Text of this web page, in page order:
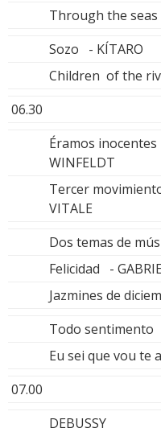
Through the
Sozo - KÍTARO
Children of the
06.30
Éramos inocentes
WINFELDT
Tercer
VITALE
Dos temas de
Felicidad -
Jazmines de
Todo sentimento
Eu sei que vou te
07.00
DEBUSSY